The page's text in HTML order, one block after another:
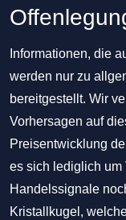
Informationen, die
werden nur zu
bereitgestellt. Wir
Vorhersagen auf
Preisentwicklung
es sich lediglich um
Handelssignale
Kristallkugel,